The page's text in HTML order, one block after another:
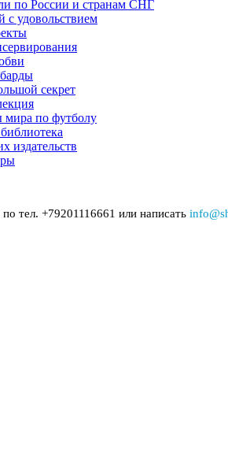
по России и странам СНГ
с удовольствием
секрет
мира по футболу
издательств
тел. +79201116661 или написать